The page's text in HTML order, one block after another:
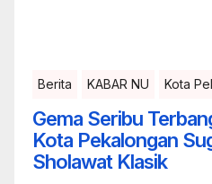
Berita KABAR NU Kota
Gema Seribu
Kota Pekalongan
Sholawat Klasik